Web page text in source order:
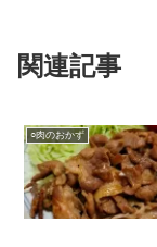
関連記事
○肉のおかず